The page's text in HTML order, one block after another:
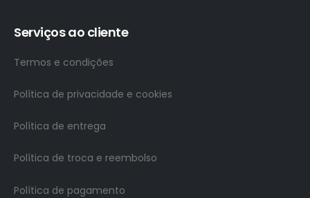
Serviços ao cliente
Termos e condições
Política de privacidade e cookies
Política de entrega
Política de troca e reembolso
Política de pagamento